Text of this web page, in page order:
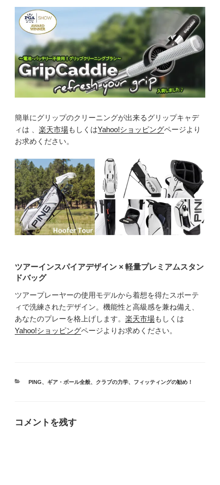
簡単にグリップのクリーニングが出来るグリップキャデ
ィは 、 楽天市場もしくはYahoo!ショッピングページより
お求めください。
ツアーインスパイアデザイン × 軽量プレミアムスタン
ドバッグ
ツアープレーヤーの使用モデルから着想を得たスポーテ
ィで洗練されたデザイン。機能性と高級感を兼ね備え、
あなたのプレーを格上げします。 楽天市場もしくは
Yahoo!ショッピングページよりお求めください。
カ
PING、 ギア・ボール全般、 クラブの力学、 フィッティングの勧め！
コメントを残す